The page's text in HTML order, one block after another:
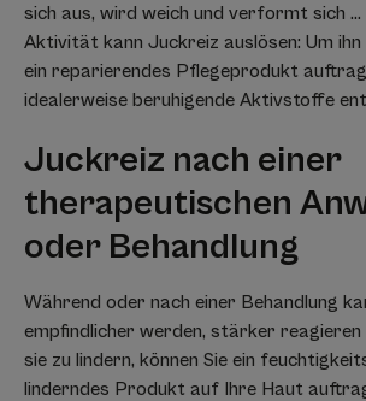
sich aus, wird weich und verformt sich …
Aktivität kann Juckreiz auslösen: Um ihn
ein reparierendes Pflegeprodukt
idealerweise beruhigende Aktivstoffe
Juckreiz nach einer
therapeutischen
oder Behandlung
Während oder nach einer Behandlung
empfindlicher werden, stärker reagieren
sie zu lindern, können Sie ein
linderndes Produkt auf Ihre Haut